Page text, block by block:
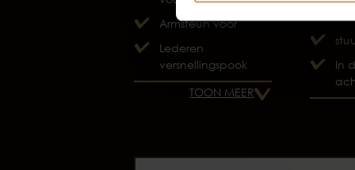
Armsteun voor
Lederen
versnellingspook
TOON MEER
In